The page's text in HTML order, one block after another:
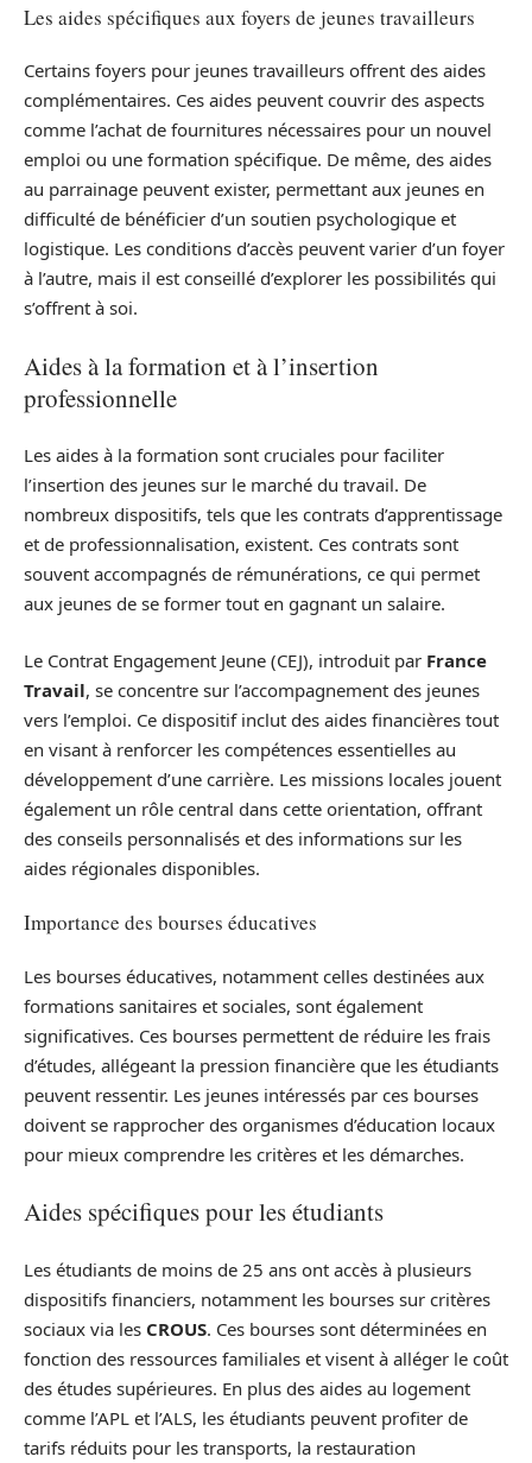
Les aides spécifiques aux foyers de jeunes travailleurs
Certains foyers pour jeunes travailleurs offrent des aides
complémentaires. Ces aides peuvent couvrir des aspects
comme l’achat de fournitures nécessaires pour un nouvel
emploi ou une formation spécifique. De même, des aides
au parrainage peuvent exister, permettant aux jeunes en
difficulté de bénéficier d’un soutien psychologique et
logistique. Les conditions d’accès peuvent varier d’un foyer
à l’autre, mais il est conseillé d’explorer les possibilités qui
s’offrent à soi.
Aides à la formation et à l’insertion
professionnelle
Les aides à la formation sont cruciales pour faciliter
l’insertion des jeunes sur le marché du travail. De
nombreux dispositifs, tels que les contrats d’apprentissage
et de professionnalisation, existent. Ces contrats sont
souvent accompagnés de rémunérations, ce qui permet
aux jeunes de se former tout en gagnant un salaire.
Le Contrat Engagement Jeune (CEJ), introduit par France
Travail, se concentre sur l’accompagnement des jeunes
vers l’emploi. Ce dispositif inclut des aides financières tout
en visant à renforcer les compétences essentielles au
développement d’une carrière. Les missions locales jouent
également un rôle central dans cette orientation, offrant
des conseils personnalisés et des informations sur les
aides régionales disponibles.
Importance des bourses éducatives
Les bourses éducatives, notamment celles destinées aux
formations sanitaires et sociales, sont également
significatives. Ces bourses permettent de réduire les frais
d’études, allégeant la pression financière que les étudiants
peuvent ressentir. Les jeunes intéressés par ces bourses
doivent se rapprocher des organismes d’éducation locaux
pour mieux comprendre les critères et les démarches.
Aides spécifiques pour les étudiants
Les étudiants de moins de 25 ans ont accès à plusieurs
dispositifs financiers, notamment les bourses sur critères
sociaux via les CROUS. Ces bourses sont déterminées en
fonction des ressources familiales et visent à alléger le coût
des études supérieures. En plus des aides au logement
comme l’APL et l’ALS, les étudiants peuvent profiter de
tarifs réduits pour les transports, la restauration